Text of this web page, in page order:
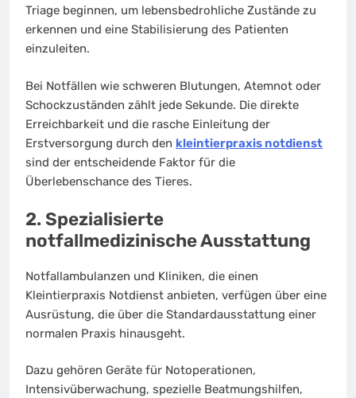
Triage beginnen, um lebensbedrohliche Zustände zu
erkennen und eine Stabilisierung des Patienten
einzuleiten.
Bei Notfällen wie schweren Blutungen, Atemnot oder
Schockzuständen zählt jede Sekunde. Die direkte
Erreichbarkeit und die rasche Einleitung der
Erstversorgung durch den kleintierpraxis notdienst
sind der entscheidende Faktor für die
Überlebenschance des Tieres.
2. Spezialisierte
notfallmedizinische Ausstattung
Notfallambulanzen und Kliniken, die einen
Kleintierpraxis Notdienst anbieten, verfügen über eine
Ausrüstung, die über die Standardausstattung einer
normalen Praxis hinausgeht.
Dazu gehören Geräte für Notoperationen,
Intensivüberwachung, spezielle Beatmungshilfen,